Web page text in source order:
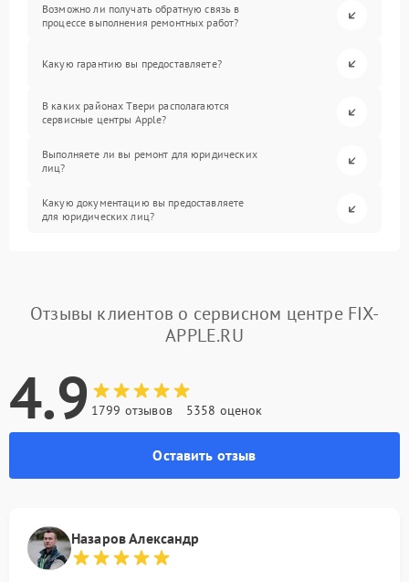
Возможно ли получать обратную связь в
процессе выполнения ремонтных работ?
Какую гарантию вы предоставляете?
В каких районах Твери располагаются
сервисные центры Apple?
Выполняете ли вы ремонт для юридических
лиц?
Какую документацию вы предоставляете
для юридических лиц?
Отзывы клиентов о сервисном центре FIX-
APPLE.RU
4.9 1799 отзывов 5358 оценок
Оставить отзыв
Назаров Александр